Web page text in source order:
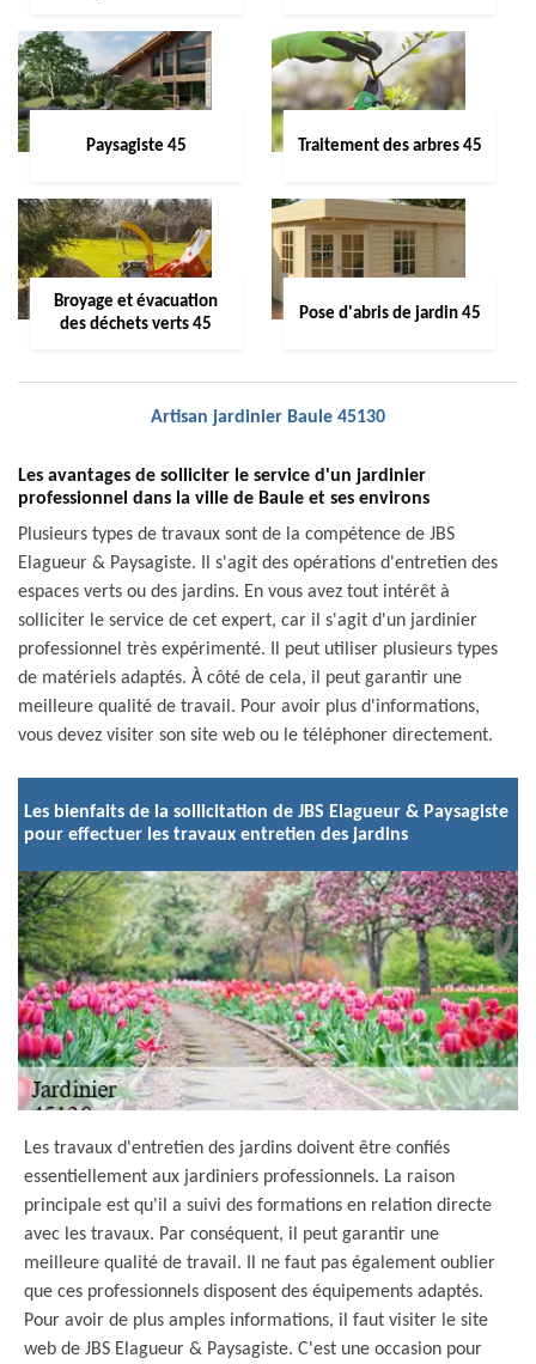
Paysagiste 45 Traitement des arbres 45
Broyage et évacuation
des déchets verts 45
Pose d'abris de jardin 45
Artisan jardinier Baule 45130
Les avantages de solliciter le service d'un jardinier
professionnel dans la ville de Baule et ses environs
Plusieurs types de travaux sont de la compétence de JBS
Elagueur & Paysagiste. Il s'agit des opérations d'entretien des
espaces verts ou des jardins. En vous avez tout intérêt à
solliciter le service de cet expert, car il s'agit d'un jardinier
professionnel très expérimenté. Il peut utiliser plusieurs types
de matériels adaptés. À côté de cela, il peut garantir une
meilleure qualité de travail. Pour avoir plus d'informations,
vous devez visiter son site web ou le téléphoner directement.
Les bienfaits de la sollicitation de JBS Elagueur & Paysagiste
pour effectuer les travaux entretien des jardins
Les travaux d'entretien des jardins doivent être confiés
essentiellement aux jardiniers professionnels. La raison
principale est qu'il a suivi des formations en relation directe
avec les travaux. Par conséquent, il peut garantir une
meilleure qualité de travail. Il ne faut pas également oublier
que ces professionnels disposent des équipements adaptés.
Pour avoir de plus amples informations, il faut visiter le site
web de JBS Elagueur & Paysagiste. C'est une occasion pour